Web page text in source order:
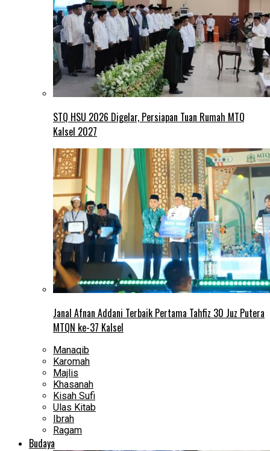
STQ HSU 2026 Digelar, Persiapan Tuan Rumah MTQ
Kalsel 2027
Janal Afnan Addani Terbaik Pertama Tahfiz 30 Juz Putera
MTQN ke-37 Kalsel
Manaqib
Karomah
Majlis
Khasanah
Kisah Sufi
Ulas Kitab
Ibrah
Ragam
Budaya